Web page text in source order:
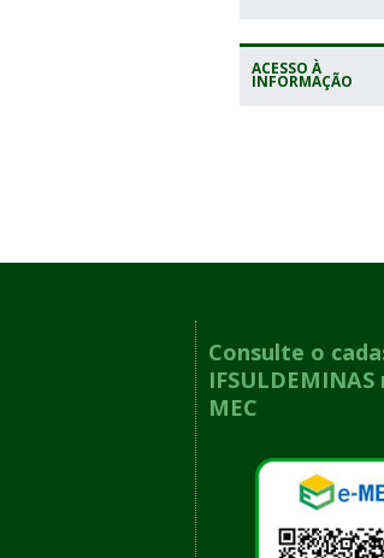
ACESSO À
INFORMAÇÃO
Consulte o
IFSULDEMINAS
MEC